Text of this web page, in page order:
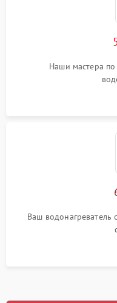
Наши мастера
Ваш водонагреватель